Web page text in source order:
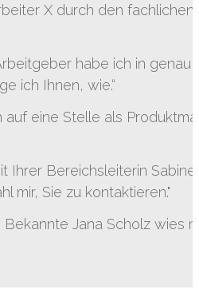
X durch den
habe ich in
ich Ihnen, wie.“
eine Stelle als
Ihrer Bereichsleiterin
mir, Sie zu kontaktieren."
Jana Scholz wies